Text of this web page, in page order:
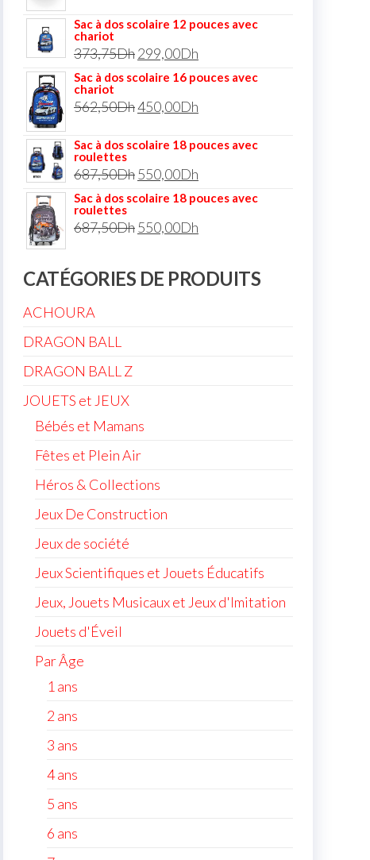
Sac à dos scolaire 12 pouces avec
chariot
373,75Dh299,00Dh
Sac à dos scolaire 16 pouces avec
chariot
562,50Dh450,00Dh
Sac à dos scolaire 18 pouces avec
roulettes
687,50Dh550,00Dh
Sac à dos scolaire 18 pouces avec
roulettes
687,50Dh550,00Dh
CATÉGORIES DE PRODUITS
ACHOURA
DRAGON BALL
DRAGON BALL Z
JOUETS et JEUX
Bébés et Mamans
Fêtes et Plein Air
Héros & Collections
Jeux De Construction
Jeux de société
Jeux Scientifiques et Jouets Éducatifs
Jeux, Jouets Musicaux et Jeux d'Imitation
Jouets d'Éveil
Par Âge
1 ans
2 ans
3 ans
4 ans
5 ans
6 ans